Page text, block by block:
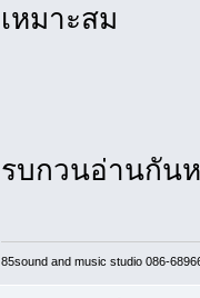
เหมาะสม
รบกวนอ่านกัน
85sound and music studio 086-